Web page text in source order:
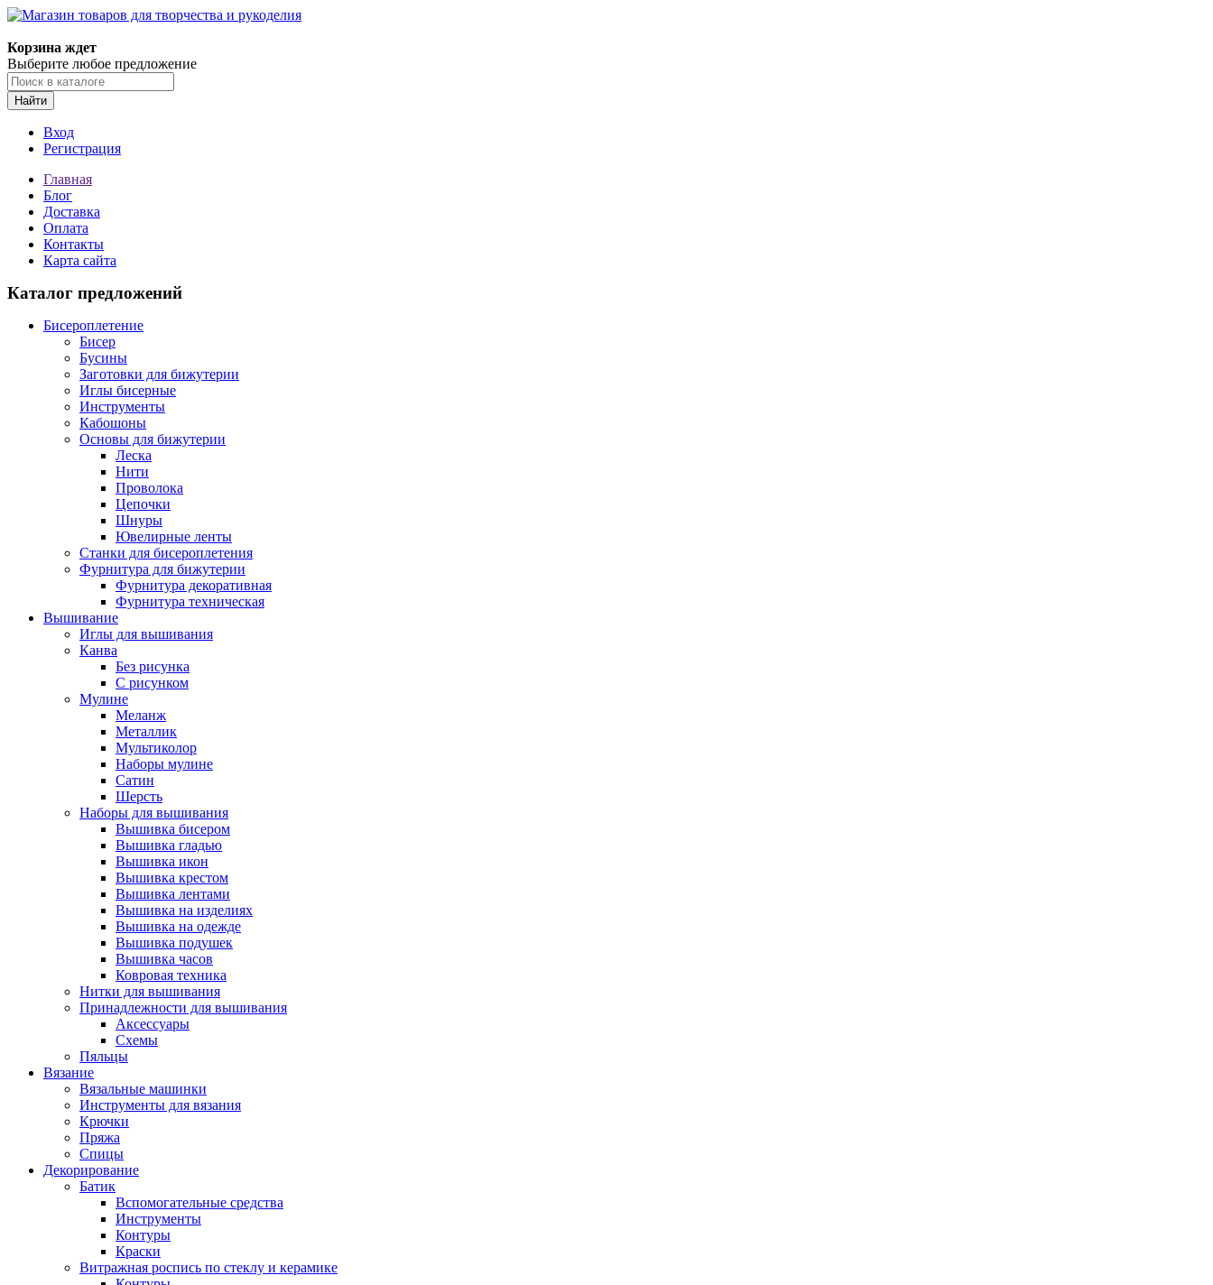
Корзина ждет
Выберите любое предложение
Найти
Вход
Регистрация
Главная
Блог
Доставка
Оплата
Контакты
Карта сайта
Каталог предложений
Бисероплетение
Бисер
Бусины
Заготовки для бижутерии
Иглы бисерные
Инструменты
Кабошоны
Основы для бижутерии
Леска
Нити
Проволока
Цепочки
Шнуры
Ювелирные ленты
Станки для бисероплетения
Фурнитура для бижутерии
Фурнитура декоративная
Фурнитура техническая
Вышивание
Иглы для вышивания
Канва
Без рисунка
С рисунком
Мулине
Меланж
Металлик
Мультиколор
Наборы мулине
Сатин
Шерсть
Наборы для вышивания
Вышивка бисером
Вышивка гладью
Вышивка икон
Вышивка крестом
Вышивка лентами
Вышивка на изделиях
Вышивка на одежде
Вышивка подушек
Вышивка часов
Ковровая техника
Нитки для вышивания
Принадлежности для вышивания
Аксессуары
Схемы
Пяльцы
Вязание
Вязальные машинки
Инструменты для вязания
Крючки
Пряжа
Спицы
Декорирование
Батик
Вспомогательные средства
Инструменты
Контуры
Краски
Витражная роспись по стеклу и керамике